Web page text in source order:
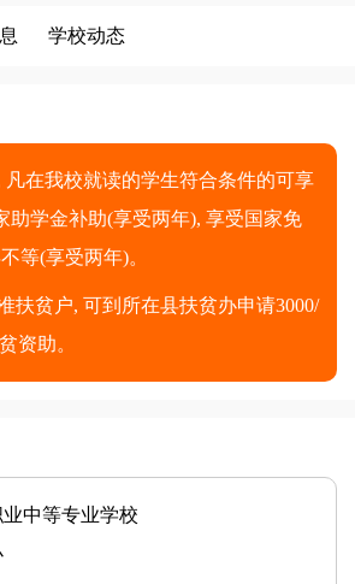
学校动态
凡在我校就读的学生符合条件的可享
助学金补助(享受两年), 享受国家免
等(享受两年)。
扶贫户, 可到所在县扶贫办申请3000/
资助。
中等专业学校